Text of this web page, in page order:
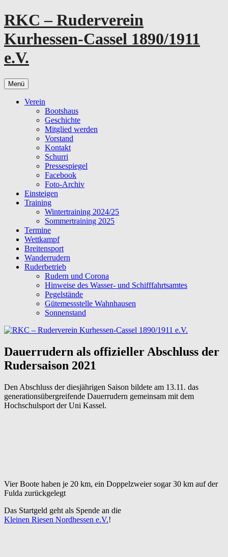
Zum
Inhalt
springen
RKC – Ruderverein
Kurhessen-Cassel 1890/1911
e.V.
Menü
Verein
Bootshaus
Geschichte
Mitglied werden
Vorstand
Kontakt
Schurri
Pressespiegel
Facebook
Foto-Archiv
Einsteigen
Training
Wintertraining 2024/25
Sommertraining 2025
Termine
Wettkampf
Breitensport
Wanderrudern
Ruderbetrieb
Rudern und Corona
Hinweise des Wasser- und Schifffahrtsamtes
Pegelstände
Gütemessstelle Wahnhausen
Sonnenstand
Dauerrudern als offizieller Abschluss der
Rudersaison 2021
Den Abschluss der diesjährigen Saison bildete am 13.11. das
generationsübergreifende Dauerrudern gemeinsam mit dem
Hochschulsport der Uni Kassel.
Vier Boote haben je 20 km, ein Doppelzweier sogar 30 km auf der
Fulda zurückgelegt
Das Startgeld geht als Spende an die
Kleinen Riesen Nordhessen e.V.!